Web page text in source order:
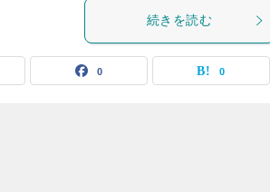
続きを読む
0 0